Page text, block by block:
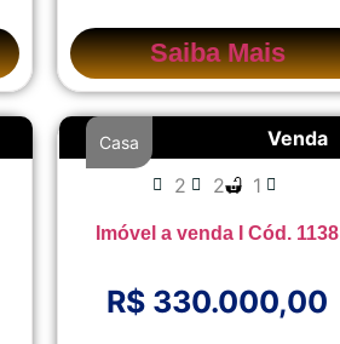
Saiba Mais
Venda
Casa
2 2 1
Imóvel a venda I Cód. 1138
R$ 330.000,00